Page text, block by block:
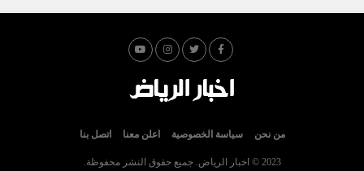
من نحن سياسة الخصوصية اعلن معنا اتصل بنا
2023 © اخبار الرياض. جميع حقوق النشر محفوظة.